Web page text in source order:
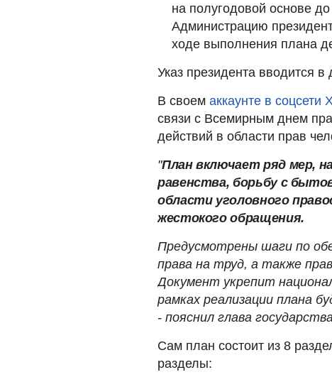
на полугодовой основе
Администрацию
ходе выполнения плана
Указ президента вводится
В своем аккаунте в соцсети X
связи с Всемирным днем
действий в области прав
"План включает ряд мер,
равенства, борьбу с
области уголовного
жестокого обращения.
Предусмотрены шаги по
права на труд, а также
Документ укрепит
рамках реализации плана
- пояснил глава
Сам план состоит из 8
разделы: